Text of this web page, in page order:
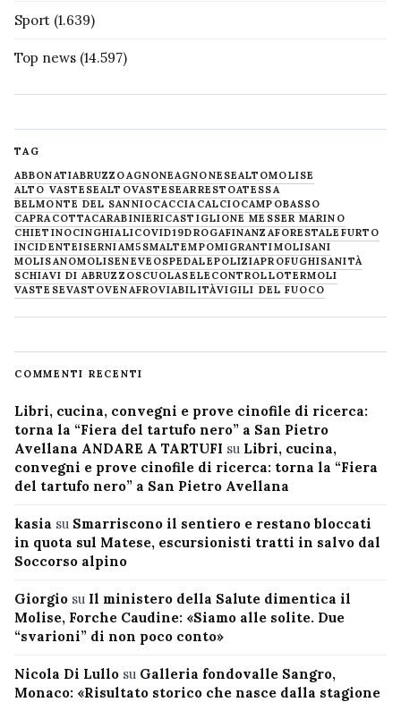
Sport (1.639)
Top news (14.597)
TAG
ABBONATIABRUZZOAGNONEAGNONESEALTOMOLISE
ALTO VASTESEALTOVASTESEARRESTOATESSA
BELMONTE DEL SANNIOCACCIACALCIOCAMPOBASSO
CAPRACOTTACARABINIERICASTIGLIONE MESSER MARINO
CHIETINOCINGHIALICOVID19DROGAFINANZAFORESTALE FURTO
INCIDENTEISERNIAM5SMALTEMPOMIGRANTIMOLISANI
MOLISANOMOLISENEVE OSPEDALEPOLIZIAPROFUGHISANITÀ
SCHIAVI DI ABRUZZOSCUOLASELECONTROLLOTERMOLI
VASTESEVASTOVENAFROVIABILITÀVIGILI DEL FUOCO
COMMENTI RECENTI
Libri, cucina, convegni e prove cinofile di ricerca:
torna la “Fiera del tartufo nero” a San Pietro
Avellana ANDARE A TARTUFI su Libri, cucina,
convegni e prove cinofile di ricerca: torna la “Fiera
del tartufo nero” a San Pietro Avellana
kasia su Smarriscono il sentiero e restano bloccati
in quota sul Matese, escursionisti tratti in salvo dal
Soccorso alpino
Giorgio su Il ministero della Salute dimentica il
Molise, Forche Caudine: «Siamo alle solite. Due
“svarioni” di non poco conto»
Nicola Di Lullo su Galleria fondovalle Sangro,
Monaco: «Risultato storico che nasce dalla stagione